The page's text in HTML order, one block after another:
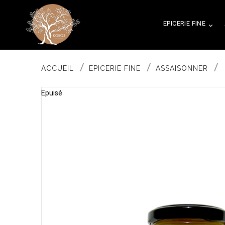

EPICERIE FINE
ACCUEIL EPICERIE FINE ASSAISONNER
Epuisé